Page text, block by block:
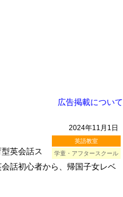
広告掲載について
2024年11月1日
英語教室
学童・アフタースクール
英会話ス
話初心者から、帰国子女レベ